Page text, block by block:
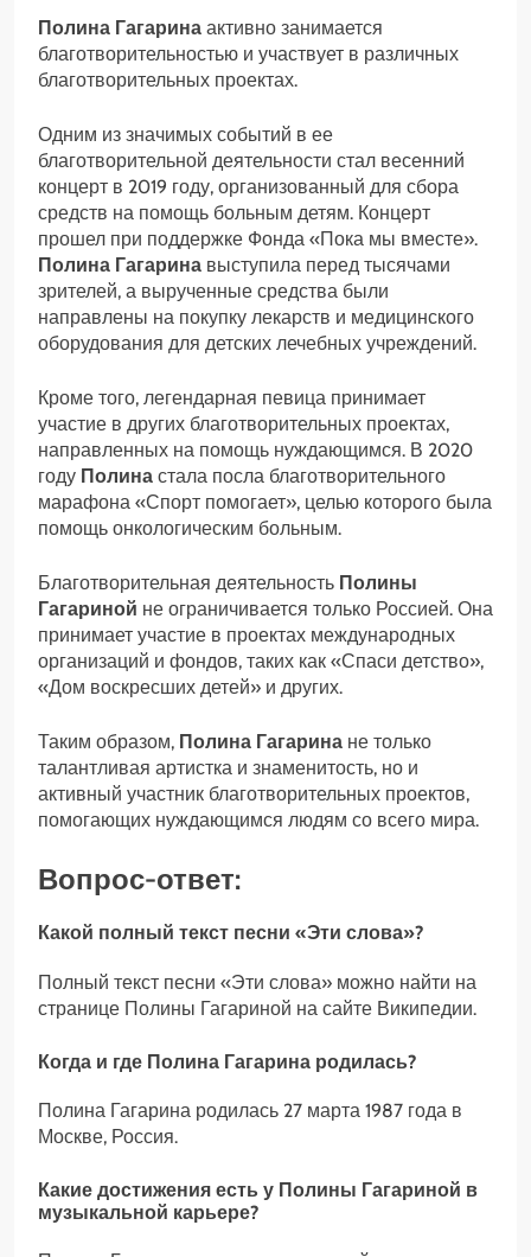
Полина Гагарина активно занимается
благотворительностью и участвует в различных
благотворительных проектах.
Одним из значимых событий в ее
благотворительной деятельности стал весенний
концерт в 2019 году, организованный для сбора
средств на помощь больным детям. Концерт
прошел при поддержке Фонда «Пока мы вместе».
Полина Гагарина выступила перед тысячами
зрителей, а вырученные средства были
направлены на покупку лекарств и медицинского
оборудования для детских лечебных учреждений.
Кроме того, легендарная певица принимает
участие в других благотворительных проектах,
направленных на помощь нуждающимся. В 2020
году Полина стала посла благотворительного
марафона «Спорт помогает», целью которого была
помощь онкологическим больным.
Благотворительная деятельность Полины
Гагариной не ограничивается только Россией. Она
принимает участие в проектах международных
организаций и фондов, таких как «Спаси детство»,
«Дом воскресших детей» и других.
Таким образом, Полина Гагарина не только
талантливая артистка и знаменитость, но и
активный участник благотворительных проектов,
помогающих нуждающимся людям со всего мира.
Вопрос-ответ:
Какой полный текст песни «Эти слова»?
Полный текст песни «Эти слова» можно найти на
странице Полины Гагариной на сайте Википедии.
Когда и где Полина Гагарина родилась?
Полина Гагарина родилась 27 марта 1987 года в
Москве, Россия.
Какие достижения есть у Полины Гагариной в
музыкальной карьере?